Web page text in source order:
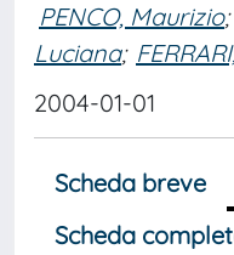
PENCO, Maurizio;
Luciana;
2004-01-01
Scheda breve
Scheda